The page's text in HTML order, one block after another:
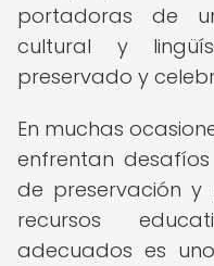
portadoras de
cultural y
preservado y
En muchas
enfrentan
de preservación y
recursos
adecuados es